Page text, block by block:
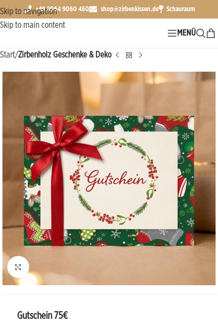
Skip to navigation
Skip to main content
+49 8064 9060 460 shop@zirbenkissen.de Schauraum
MENÜ
Start Zirbenholz Geschenke & Deko
Bild vergrößern
Gutschein 75€